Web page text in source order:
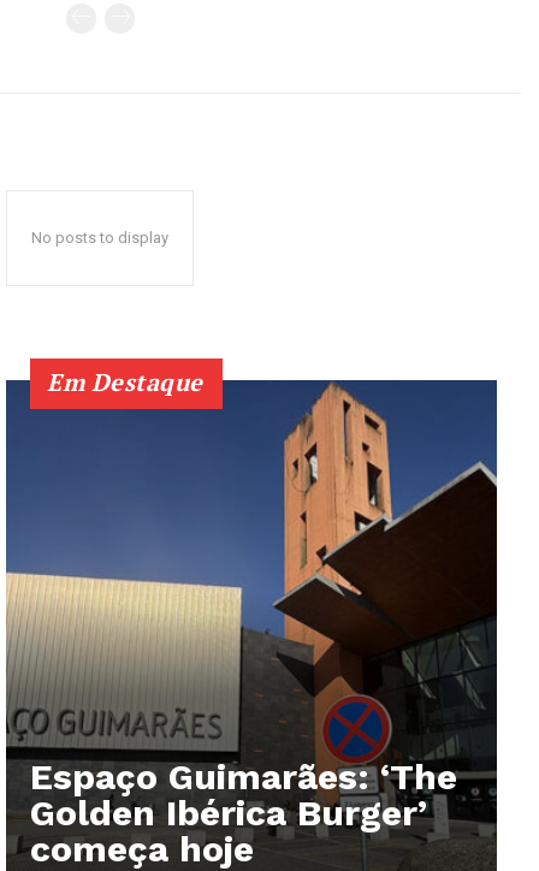
No posts to display
Em Destaque
Espaço Guimarães: ‘The
Golden Ibérica Burger’
começa hoje